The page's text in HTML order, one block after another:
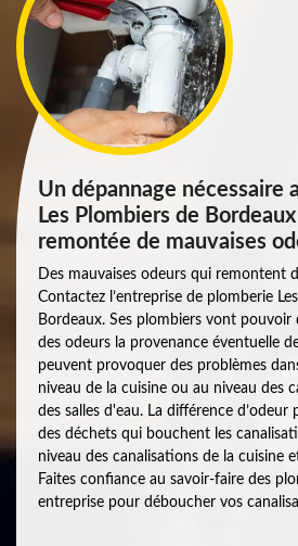
Un dépannage nécessaire
Les Plombiers de
remontée de mauvaises
Des mauvaises odeurs qui remontent
Contactez l’entreprise de plomberie
Bordeaux. Ses plombiers vont
des odeurs la provenance éventuelle
peuvent provoquer des problèmes
niveau de la cuisine ou au niveau des
des salles d'eau. La différence
des déchets qui bouchent les
niveau des canalisations de la cuisine
Faites confiance au savoir-faire des
entreprise pour déboucher vos